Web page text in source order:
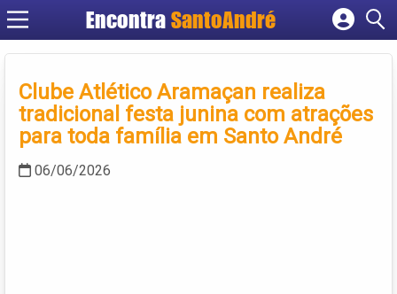
Encontra SantoAndré
Cadastrar empresa
Criar conta
Clube Atlético Aramaçan realiza
tradicional festa junina com atrações
para toda família em Santo André
06/06/2026